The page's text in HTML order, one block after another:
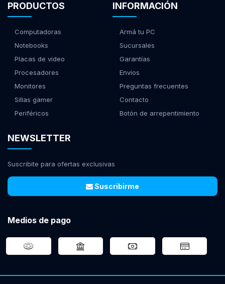
PRODUCTOS
Computadoras
Notebooks
Placas de video
Procesadores
Monitores
Sillas gamer
Periféricos
INFORMACIÓN
Armá tu PC
Sucursales
Garantías
Envíos
Preguntas frecuentes
Contacto
Botón de arrepentimiento
NEWSLETTER
Suscribite para ofertas exclusivas
Suscribirme
Medios de pago